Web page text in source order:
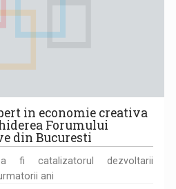
in economie creativa
Forumului
din Bucuresti
fi catalizatorul dezvoltarii
ani